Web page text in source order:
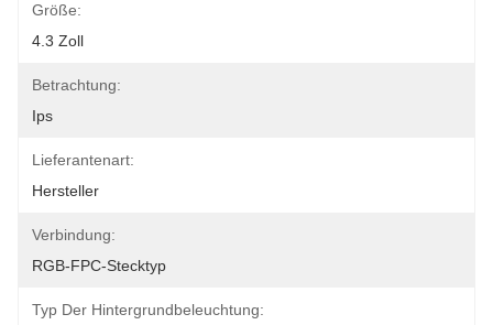
Größe:
4.3 Zoll
Betrachtung:
Ips
Lieferantenart:
Hersteller
Verbindung:
RGB-FPC-Stecktyp
Typ Der Hintergrundbeleuchtung: